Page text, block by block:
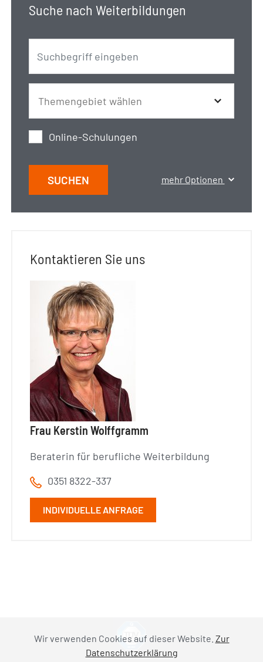
Wir verwenden Cookies auf dieser Website. Zur
Datenschutzerklärung
Suche nach Weiterbildungen
Online-Schulungen
SUCHEN mehr Optionen
Kontaktieren Sie uns
Frau Kerstin Wolffgramm
Beraterin für berufliche Weiterbildung
0351 8322-337
INDIVIDUELLE ANFRAGE